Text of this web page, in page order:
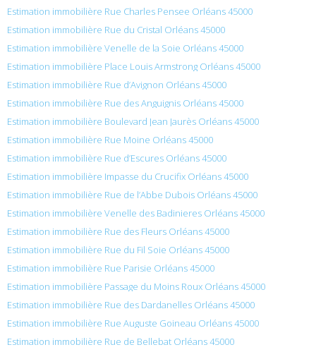
Estimation immobilière Rue Charles Pensee Orléans 45000
Estimation immobilière Rue du Cristal Orléans 45000
Estimation immobilière Venelle de la Soie Orléans 45000
Estimation immobilière Place Louis Armstrong Orléans 45000
Estimation immobilière Rue d’Avignon Orléans 45000
Estimation immobilière Rue des Anguignis Orléans 45000
Estimation immobilière Boulevard Jean Jaurès Orléans 45000
Estimation immobilière Rue Moine Orléans 45000
Estimation immobilière Rue d’Escures Orléans 45000
Estimation immobilière Impasse du Crucifix Orléans 45000
Estimation immobilière Rue de l’Abbe Dubois Orléans 45000
Estimation immobilière Venelle des Badinieres Orléans 45000
Estimation immobilière Rue des Fleurs Orléans 45000
Estimation immobilière Rue du Fil Soie Orléans 45000
Estimation immobilière Rue Parisie Orléans 45000
Estimation immobilière Passage du Moins Roux Orléans 45000
Estimation immobilière Rue des Dardanelles Orléans 45000
Estimation immobilière Rue Auguste Goineau Orléans 45000
Estimation immobilière Rue de Bellebat Orléans 45000